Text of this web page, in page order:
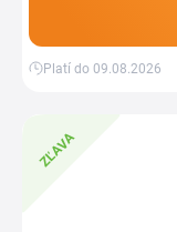
Platí do 09.08.2026
ZĽAVA